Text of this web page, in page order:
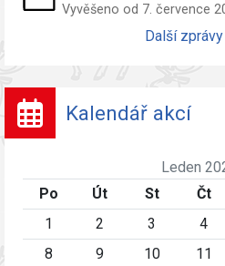
Vyvěšeno od 7. července
Další zprávy
Kalendář akcí
Leden
Po
Út St Čt
1
2 3 4
8
9 10 11